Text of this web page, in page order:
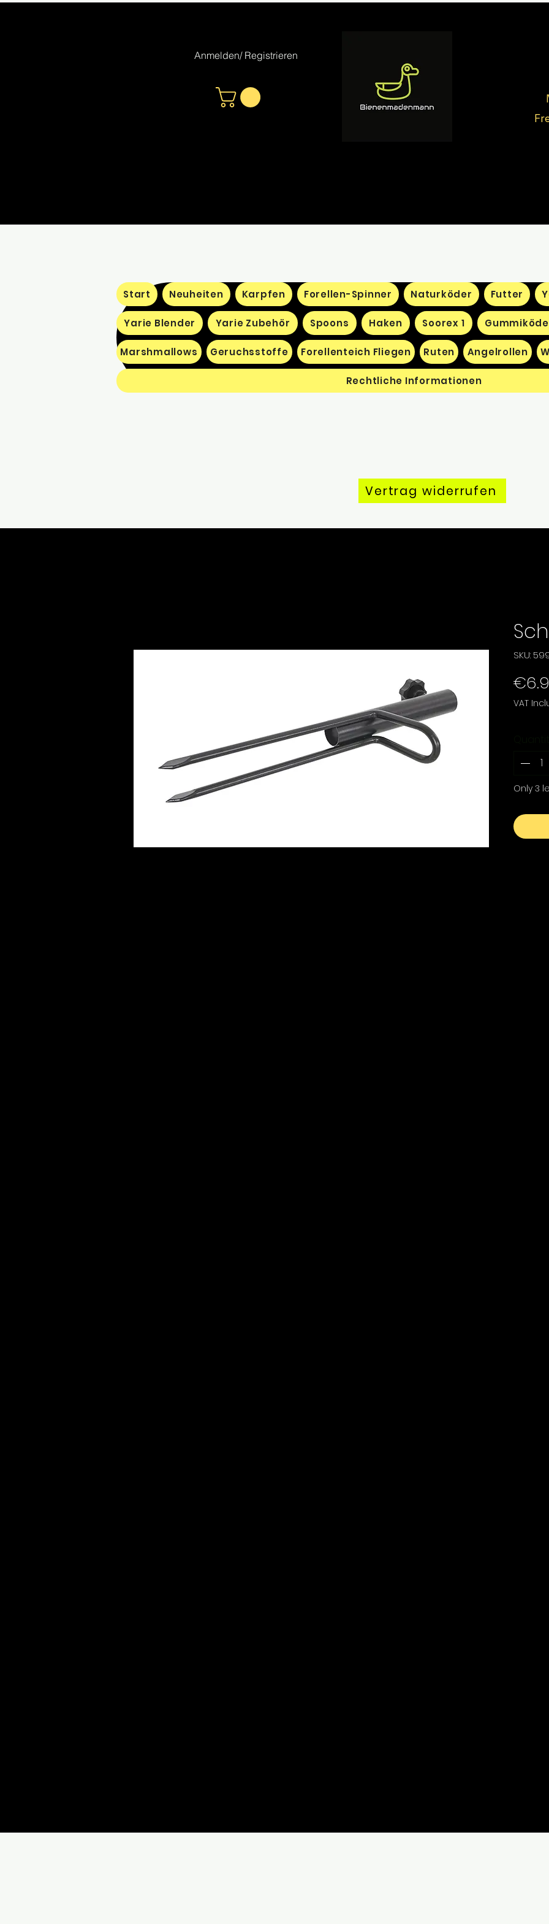
Anmelden/ Registrieren
Start Neuheiten Karpfen Forellen-Spinner Naturköder Futter
Yarie Blender Yarie Zubehör Spoons Haken Soorex 1
Marshmallows Geruchsstoffe Forellenteich Fliegen Ruten Angelrollen
Rechtliche Informationen
Vertrag widerrufen
SKU:
VAT
Only 3